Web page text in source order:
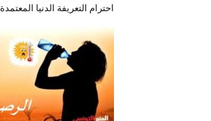
احترام التعريفة الدنيا المعتمدة